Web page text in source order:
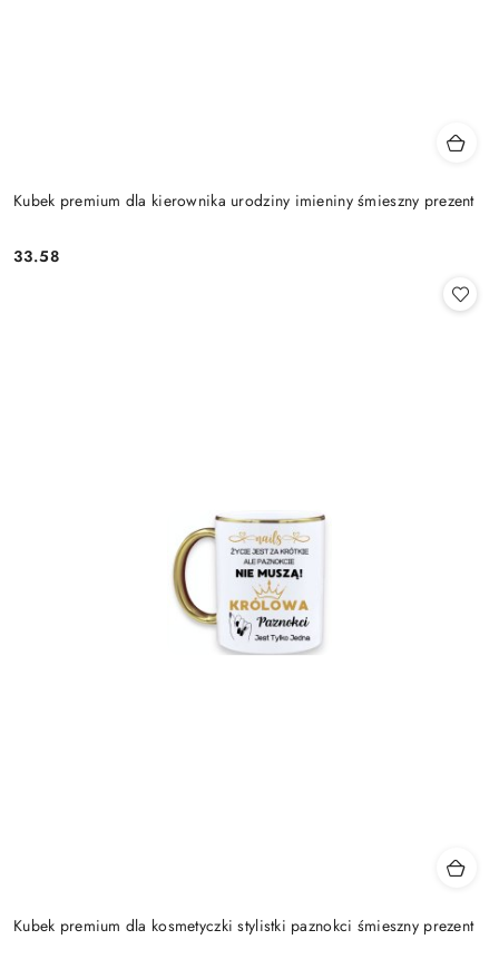
Kubek premium dla kierownika urodziny imieniny śmieszny prezent
Cena:
33.58
Kubek premium dla kosmetyczki stylistki paznokci śmieszny prezent